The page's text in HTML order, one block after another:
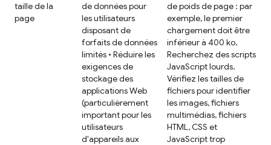
taille de la
page
de données pour
les utilisateurs
disposant de
forfaits de données
limités • Réduire les
exigences de
stockage des
applications Web
(particulièrement
important pour les
utilisateurs
d'appareils aux
de poids de page : par
exemple, le premier
chargement doit être
inférieur à 400 ko.
Recherchez des scripts
JavaScript lourds.
Vérifiez les tailles de
fichiers pour identifier
les images, fichiers
multimédias, fichiers
HTML, CSS et
JavaScript trop